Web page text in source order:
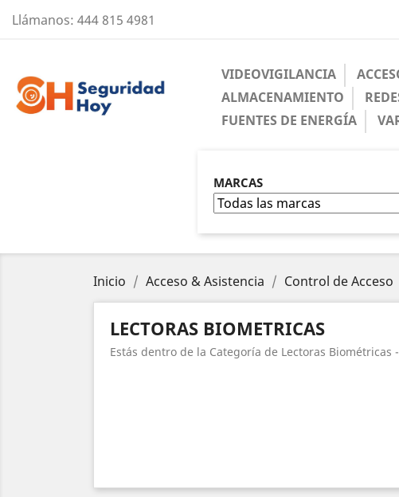
Llámanos: 444 815 4981
VIDEOVIGILANCIA
ALMACENAMIENTO
FUENTES DE ENERGÍA
MARCAS
Inicio Acceso & Asistencia Control de Acceso
LECTORAS BIOMETRICAS
Estás dentro de la Categoría de Lectoras Biométricas